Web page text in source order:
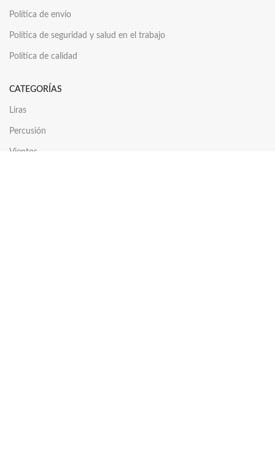
Política de envío
Política de seguridad y salud en el trabajo
Política de calidad
CATEGORÍAS
Liras
Percusión
Vientos